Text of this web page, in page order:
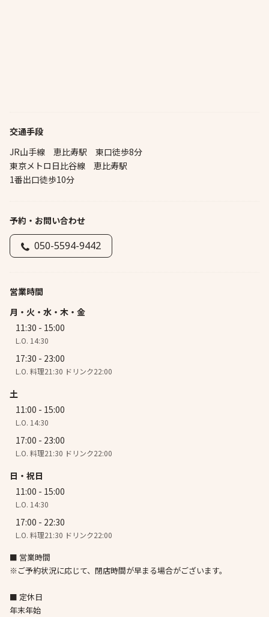
交通手段
JR山手線 恵比寿駅 東口徒歩8分
東京メトロ日比谷線 恵比寿駅
1番出口徒歩10分
予約・お問い合わせ
050-5594-9442
営業時間
月・火・水・木・金
11:30 - 15:00
L.O. 14:30
17:30 - 23:00
L.O. 料理21:30 ドリンク22:00
土
11:00 - 15:00
L.O. 14:30
17:00 - 23:00
L.O. 料理21:30 ドリンク22:00
日・祝日
11:00 - 15:00
L.O. 14:30
17:00 - 22:30
L.O. 料理21:30 ドリンク22:00
■ 営業時間
※ご予約状況に応じて、閉店時間が早まる場合がございます。
■ 定休日
年末年始